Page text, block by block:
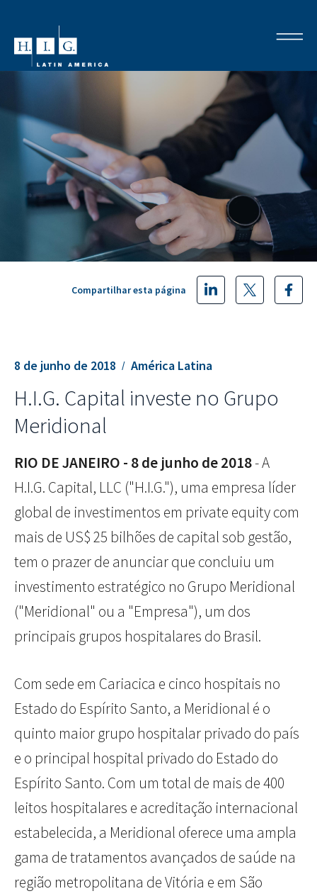
8 de junho de 2018 América Latina
Compartilhar esta página
H.I.G. Capital investe no Grupo
Meridional
RIO DE JANEIRO - 8 de junho de 2018- A
H.I.G. Capital, LLC ("H.I.G."), uma empresa líder
global de investimentos em private equity com
mais de US$ 25 bilhões de capital sob gestão,
tem o prazer de anunciar que concluiu um
investimento estratégico no Grupo Meridional
("Meridional" ou a "Empresa"), um dos
principais grupos hospitalares do Brasil.
Com sede em Cariacica e cinco hospitais no
Estado do Espírito Santo, a Meridional é o
quinto maior grupo hospitalar privado do país
e o principal hospital privado do Estado do
Espírito Santo. Com um total de mais de 400
leitos hospitalares e acreditação internacional
estabelecida, a Meridional oferece uma ampla
gama de tratamentos avançados de saúde na
região metropolitana de Vitória e em São